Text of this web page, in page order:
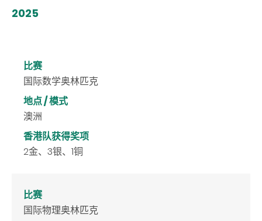
2025
比赛
国际数学奥林匹克
地点 / 模式
澳洲
香港队获得奖项
2金、3银、1铜
比赛
国际物理奥林匹克